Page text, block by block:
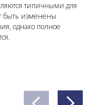
типичными для
быть изменены
однако полное